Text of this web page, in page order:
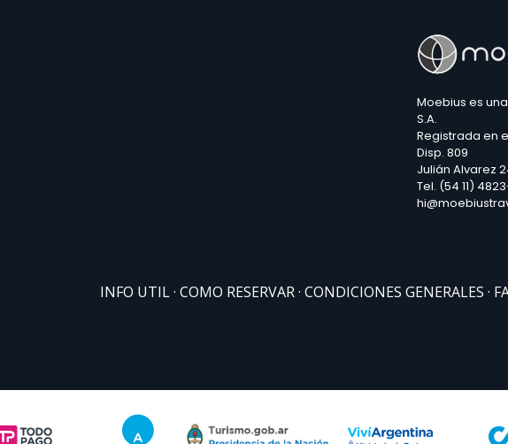
Moebius es
S.A.
Registrada en
Disp. 809
Julián Alvarez
Tel. (54 11)
INFO UTIL COMO RESERVAR CONDICIONES GENERALES